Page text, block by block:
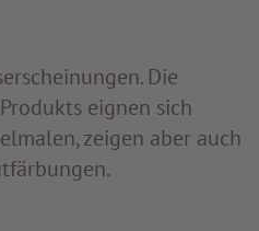
Die
eignen sich
zeigen aber auch